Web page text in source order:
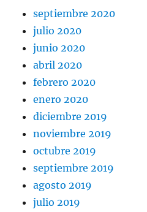
septiembre 2020
julio 2020
junio 2020
abril 2020
febrero 2020
enero 2020
diciembre 2019
noviembre 2019
octubre 2019
septiembre 2019
agosto 2019
julio 2019